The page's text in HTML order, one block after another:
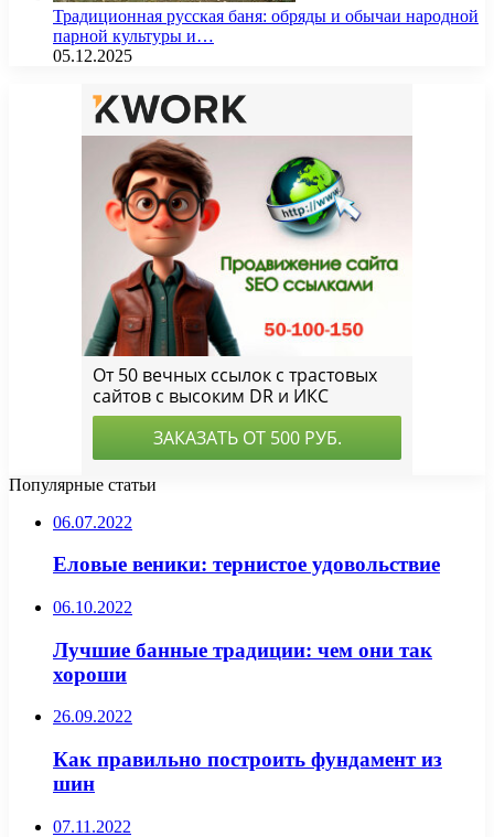
Традиционная русская баня: обряды и обычаи народной
парной культуры и…
05.12.2025
Популярные статьи
06.07.2022
Еловые веники: тернистое удовольствие
06.10.2022
Лучшие банные традиции: чем они так
хороши
26.09.2022
Как правильно построить фундамент из
шин
07.11.2022